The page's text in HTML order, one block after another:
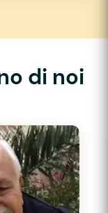
di noi